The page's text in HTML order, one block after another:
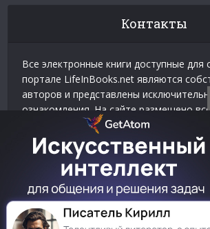
Контакты
Все электронные книги доступные для
портале LifeInBooks.net являются
авторов и представлены
ознакомления. На сайте размещено
взятой у нашего партнера
на использование материалов Litres.
Контакты для связи по вопросам
рекламы:
E-mail:admin@lifeinbooks.net